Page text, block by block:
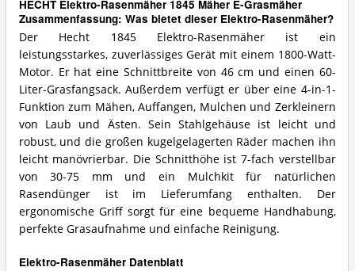
HECHT Elektro-Rasenmäher 1845 Mäher E-Grasmäher
Zusammenfassung: Was bietet dieser Elektro-Rasenmäher?
Der Hecht 1845 Elektro-Rasenmäher ist ein
leistungsstarkes, zuverlässiges Gerät mit einem 1800-Watt-
Motor. Er hat eine Schnittbreite von 46 cm und einen 60-
Liter-Grasfangsack. Außerdem verfügt er über eine 4-in-1-
Funktion zum Mähen, Auffangen, Mulchen und Zerkleinern
von Laub und Ästen. Sein Stahlgehäuse ist leicht und
robust, und die großen kugelgelagerten Räder machen ihn
leicht manövrierbar. Die Schnitthöhe ist 7-fach verstellbar
von 30-75 mm und ein Mulchkit für natürlichen
Rasendünger ist im Lieferumfang enthalten. Der
ergonomische Griff sorgt für eine bequeme Handhabung,
perfekte Grasaufnahme und einfache Reinigung.
Elektro-Rasenmäher Datenblatt